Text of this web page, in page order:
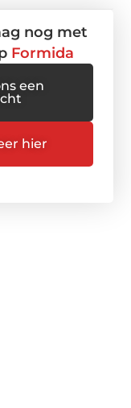
nog met
Formida
een
hier